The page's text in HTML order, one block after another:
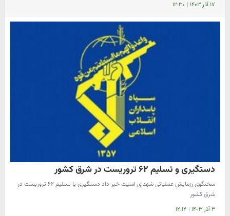
۱۷ آذر ۱۴۰۳ | ۱۲:۳۰
دستگیری و تسلیم ۶۲ تروریست در شرق کشور
سخنگوی رزمایش عملیاتی شهدای امنیت خبر داد دستگیری یا تسلیم ۶۲ تروریست در
شرق کشور
۳ آذر ۱۴۰۳ | ۱۲:۱۲